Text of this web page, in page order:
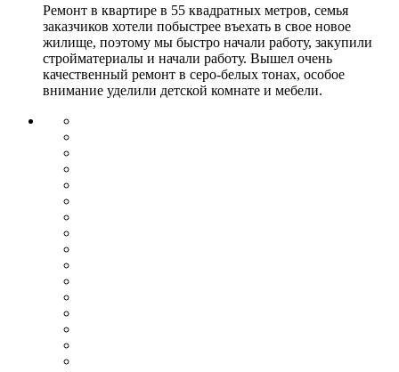
Ремонт в квартире в 55 квадратных метров, семья
заказчиков хотели побыстрее въехать в свое новое
жилище, поэтому мы быстро начали работу, закупили
стройматериалы и начали работу. Вышел очень
качественный ремонт в серо-белых тонах, особое
внимание уделили детской комнате и мебели.